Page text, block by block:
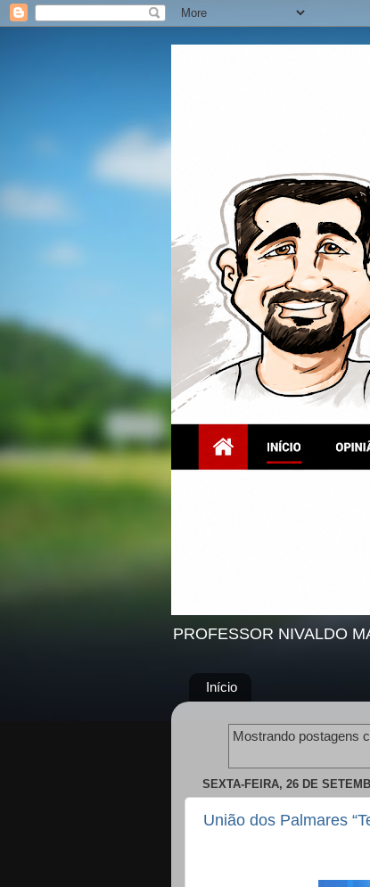
PROFESSOR NIVALDO
Início
Mostrando postagens
SEXTA-FEIRA, 26 DE
União dos Palmares